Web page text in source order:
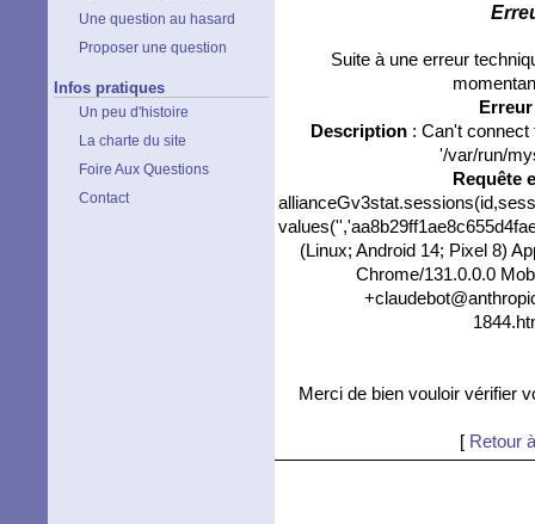
Une question au hasard
Proposer une question
Infos pratiques
Un peu d'histoire
La charte du site
Foire Aux Questions
Contact
Suite à une erreur
Description: Can't connect
'/var/run/
Requête
(Linux; Android 14; Pixel 8)
Chrome/131.0.0.0
Merci de bien vouloir vérifier
[ Retour